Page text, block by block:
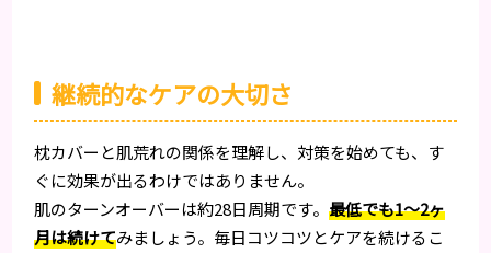
継続的なケアの大切さ
枕カバーと肌荒れの関係を理解し、対策を始めても、す
ぐに効果が出るわけではありません。
肌のターンオーバーは約28日周期です。最低でも1〜2ヶ
月は続けてみましょう。毎日コツコツとケアを続けるこ